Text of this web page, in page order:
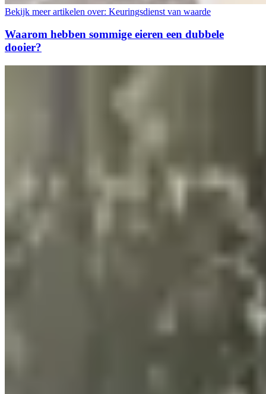
Bekijk meer artikelen over: Keuringsdienst van waarde
Waarom hebben sommige eieren een dubbele
dooier?